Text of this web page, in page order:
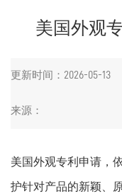
美国外观
更新时间：2026-05-13
来源：
美国外观专利申请，
护针对产品的新颖、